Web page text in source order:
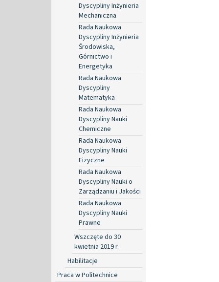
Dyscypliny Inżynieria
Mechaniczna
Rada Naukowa
Dyscypliny Inżynieria
Środowiska,
Górnictwo i
Energetyka
Rada Naukowa
Dyscypliny
Matematyka
Rada Naukowa
Dyscypliny Nauki
Chemiczne
Rada Naukowa
Dyscypliny Nauki
Fizyczne
Rada Naukowa
Dyscypliny Nauki o
Zarządzaniu i Jakości
Rada Naukowa
Dyscypliny Nauki
Prawne
Wszczęte do 30
kwietnia 2019 r.
Habilitacje
Praca w Politechnice